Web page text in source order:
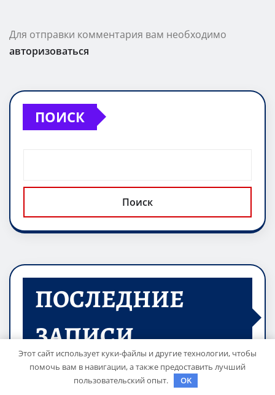
Для отправки комментария вам необходимо
авторизоваться
ПОИСК
Поиск
ПОСЛЕДНИЕ
ЗАПИСИ
Детские инвалидные кресла-коляски с
Этот сайт использует куки-файлы и другие технологии, чтобы
помочь вам в навигации, а также предоставить лучший
пользовательский опыт.
OK